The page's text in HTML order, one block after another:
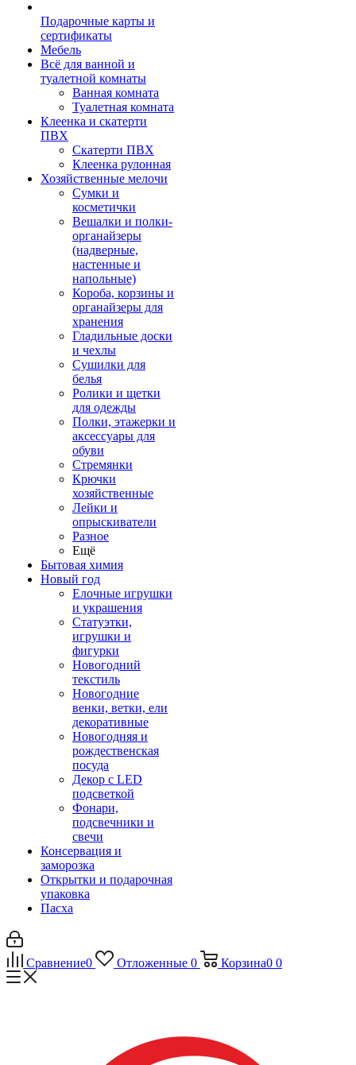
Подарочные карты и
сертификаты
Мебель
Всё для ванной и
туалетной комнаты
Ванная комната
Туалетная комната
Клеенка и скатерти
ПВХ
Скатерти ПВХ
Клеенка рулонная
Хозяйственные мелочи
Сумки и
косметички
Вешалки и полки-
органайзеры
(надверные,
настенные и
напольные)
Короба, корзины и
органайзеры для
хранения
Гладильные доски
и чехлы
Сушилки для
белья
Ролики и щетки
для одежды
Полки, этажерки и
аксессуары для
обуви
Стремянки
Крючки
хозяйственные
Лейки и
опрыскиватели
Разное
Ещё
Бытовая химия
Новый год
Елочные игрушки
и украшения
Статуэтки,
игрушки и
фигурки
Новогодний
текстиль
Новогодние
венки, ветки, ели
декоративные
Новогодняя и
рождественская
посуда
Декор с LED
подсветкой
Фонари,
подсвечники и
свечи
Консервация и
заморозка
Открытки и подарочная
упаковка
Пасха
Сравнение0 Отложенные 0 Корзина0 0